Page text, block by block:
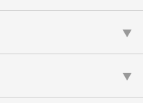
ールフランス